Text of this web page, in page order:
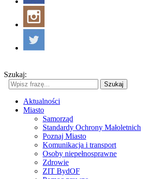
Szukaj:
Szukaj
Aktualności
Miasto
Samorząd
Standardy Ochrony Małoletnich
Poznaj Miasto
Komunikacja i transport
Osoby niepełnosprawne
Zdrowie
ZIT BydOF